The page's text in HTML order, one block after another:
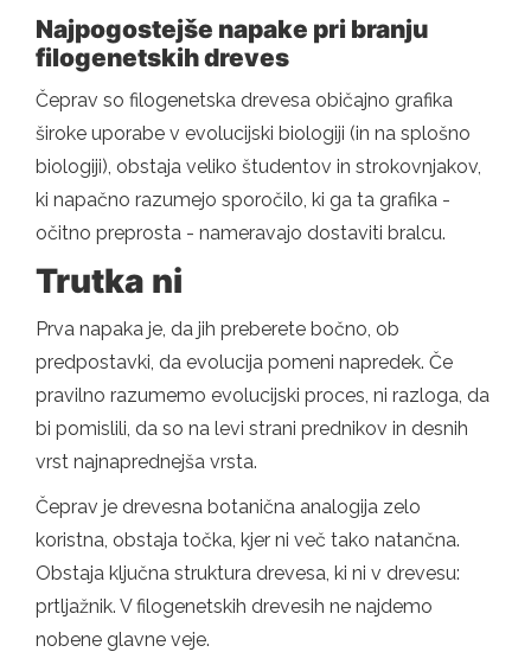
Najpogostejše napake pri branju
filogenetskih dreves
Čeprav so filogenetska drevesa običajno grafika
široke uporabe v evolucijski biologiji (in na splošno
biologiji), obstaja veliko študentov in strokovnjakov,
ki napačno razumejo sporočilo, ki ga ta grafika -
očitno preprosta - nameravajo dostaviti bralcu.
Trutka ni
Prva napaka je, da jih preberete bočno, ob
predpostavki, da evolucija pomeni napredek. Če
pravilno razumemo evolucijski proces, ni razloga, da
bi pomislili, da so na levi strani prednikov in desnih
vrst najnaprednejša vrsta.
Čeprav je drevesna botanična analogija zelo
koristna, obstaja točka, kjer ni več tako natančna.
Obstaja ključna struktura drevesa, ki ni v drevesu:
prtljažnik. V filogenetskih drevesih ne najdemo
nobene glavne veje.